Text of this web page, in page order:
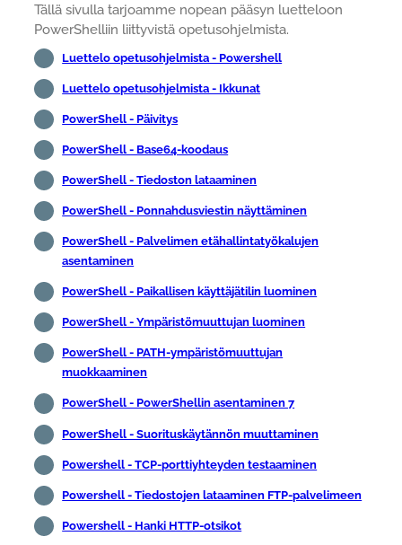
Tällä sivulla tarjoamme nopean pääsyn luetteloon
PowerShelliin liittyvistä opetusohjelmista.
Luettelo opetusohjelmista - Powershell
Luettelo opetusohjelmista - Ikkunat
PowerShell - Päivitys
PowerShell - Base64-koodaus
PowerShell - Tiedoston lataaminen
PowerShell - Ponnahdusviestin näyttäminen
PowerShell - Palvelimen etähallintatyökalujen
asentaminen
PowerShell - Paikallisen käyttäjätilin luominen
PowerShell - Ympäristömuuttujan luominen
PowerShell - PATH-ympäristömuuttujan
muokkaaminen
PowerShell - PowerShellin asentaminen 7
PowerShell - Suorituskäytännön muuttaminen
Powershell - TCP-porttiyhteyden testaaminen
Powershell - Tiedostojen lataaminen FTP-palvelimeen
Powershell - Hanki HTTP-otsikot